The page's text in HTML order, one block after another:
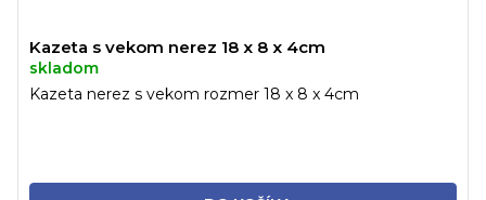
Kazeta s vekom nerez 18 x 8 x 4cm
skladom
Kazeta nerez s vekom rozmer 18 x 8 x 4cm